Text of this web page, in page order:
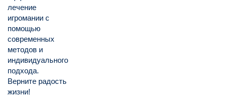
лечение
игромании с
помощью
современных
методов и
индивидуального
подхода.
Верните радость
жизни!